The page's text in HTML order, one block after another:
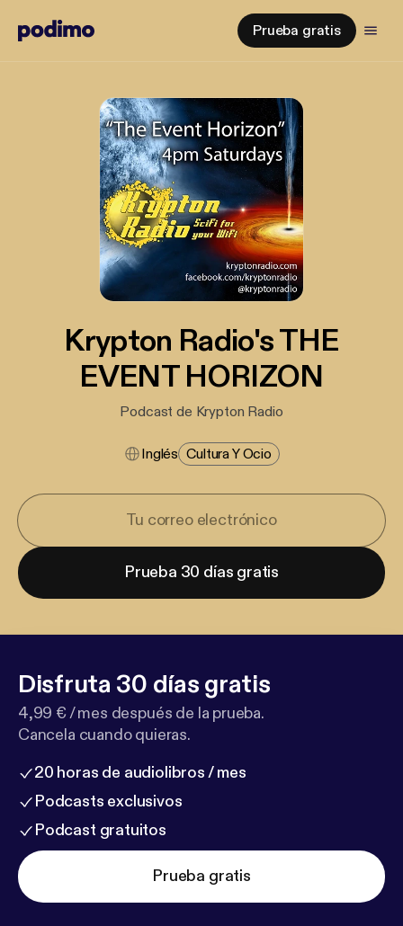
Prueba gratis
Krypton Radio's THE
EVENT HORIZON
Podcast de Krypton Radio
Inglés Cultura Y Ocio
Prueba 30 días gratis
Disfruta 30 días gratis
4,99 € / mes después de la prueba.
Cancela cuando quieras.
20 horas de audiolibros / mes
Podcasts exclusivos
Podcast gratuitos
Prueba gratis